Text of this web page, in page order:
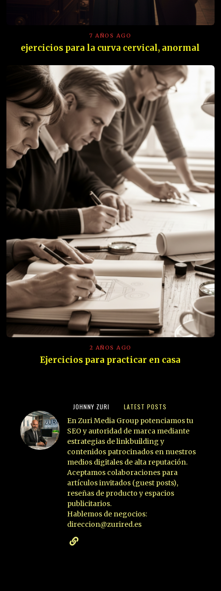
7 AÑOS AGO
ejercicios para la curva cervical, anormal
2 AÑOS AGO
Ejercicios para practicar en casa
JOHNNY ZURI LATEST POSTS
En Zuri Media Group potenciamos tu
SEO y autoridad de marca mediante
estrategias de linkbuilding y
contenidos patrocinados en nuestros
medios digitales de alta reputación.
Aceptamos colaboraciones para
artículos invitados (guest posts),
reseñas de producto y espacios
publicitarios.
Hablemos de negocios:
direccion@zurired.es